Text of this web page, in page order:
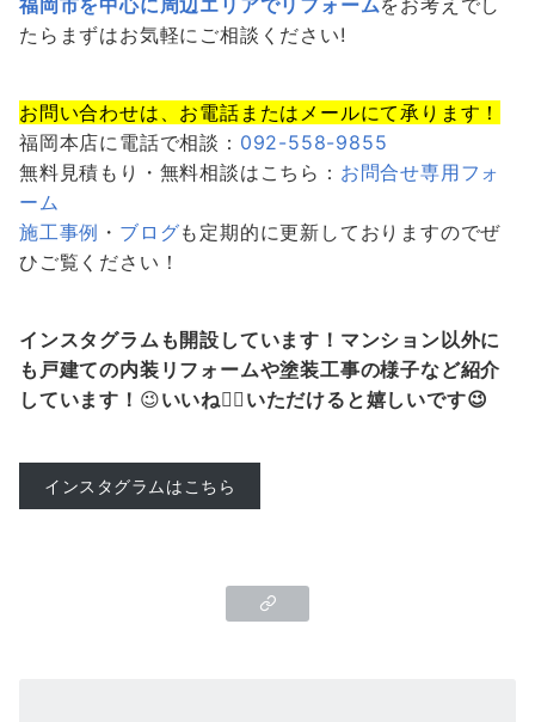
たらまずはお気軽にご相談ください!
お問い合わせは、お電話またはメールにて承ります！
福岡本店に電話で相談： 092-558-9855
無料見積もり・無料相談はこちら： お問合せ専用フォ
ーム
施工事例 ・ ブログも定期的に更新しておりますのでぜ
ひご覧ください！
インスタグラムも開設しています！マンション以外に
も戸建ての内装リフォームや塗装工事の様子など紹介
しています！ 😉いいね👍🏻いただけると嬉しいです😉
インスタグラムはこちら